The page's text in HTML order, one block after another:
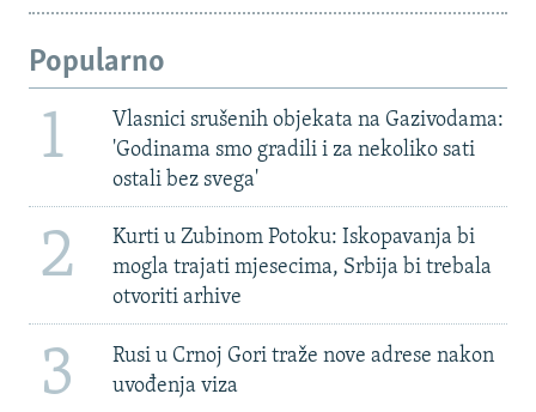
Popularno
1
Vlasnici srušenih objekata na Gazivodama:
'Godinama smo gradili i za nekoliko sati
ostali bez svega'
2
Kurti u Zubinom Potoku: Iskopavanja bi
mogla trajati mjesecima, Srbija bi trebala
otvoriti arhive
3
Rusi u Crnoj Gori traže nove adrese nakon
uvođenja viza